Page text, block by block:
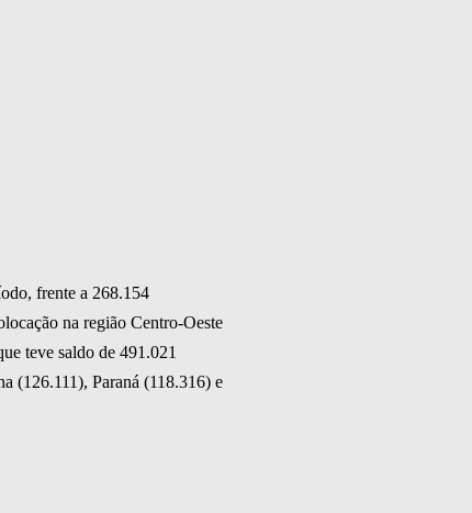
frente a 268.154
na região Centro-Oeste
teve saldo de 491.021
(126.111), Paraná (118.316) e